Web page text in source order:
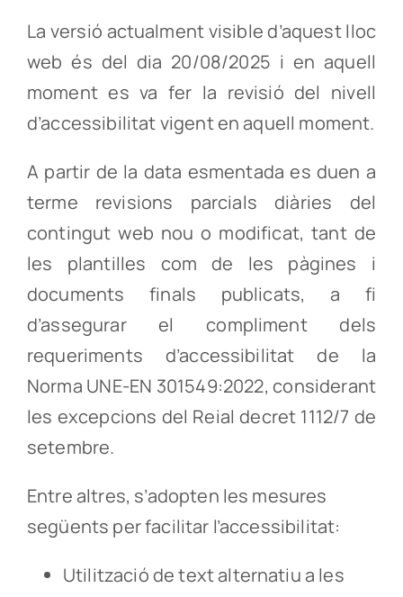
La versió actualment visible d’aquest lloc
web és del dia 20/08/2025 i en aquell
moment es va fer la revisió del nivell
d’accessibilitat vigent en aquell moment.
A partir de la data esmentada es duen a
terme revisions parcials diàries del
contingut web nou o modificat, tant de
les plantilles com de les pàgines i
documents finals publicats, a fi
d’assegurar el compliment dels
requeriments d’accessibilitat de la
Norma UNE-EN 301549:2022, considerant
les excepcions del Reial decret 1112/7 de
setembre.
Entre altres, s’adopten les mesures
següents per facilitar l’accessibilitat:
Utilització de text alternatiu a les